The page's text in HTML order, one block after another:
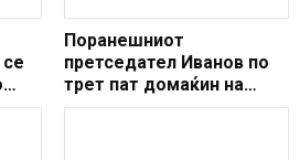
Поранешниот
претседател Иванов по
трет пат домаќин на
Форумот за културна